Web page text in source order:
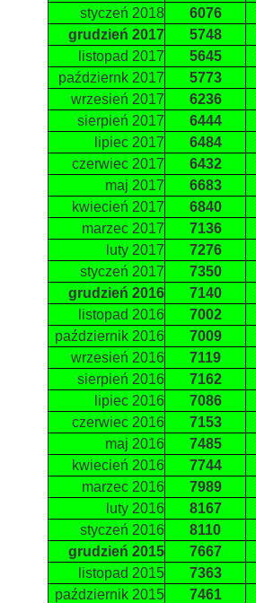
styczeń 2018
6076
grudzień 2017
5748
listopad 2017
5645
październk 2017
5773
wrzesień 2017
6236
sierpień 2017
6444
lipiec 2017
6484
czerwiec 2017
6432
maj 2017
6683
kwiecień 2017
6840
marzec 2017
7136
luty 2017
7276
styczeń 2017
7350
grudzień 2016
7140
listopad 2016
7002
październik 2016
7009
wrzesień 2016
7119
sierpień 2016
7162
lipiec 2016
7086
czerwiec 2016
7153
maj 2016
7485
kwiecień 2016
7744
marzec 2016
7989
luty 2016
8167
styczeń 2016
8110
grudzień 2015
7667
listopad 2015
7363
październik 2015
7461